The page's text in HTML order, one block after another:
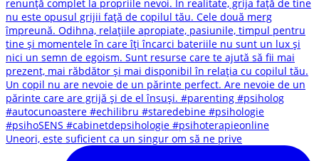
Uneori, este suficient ca un singur om să ne prive